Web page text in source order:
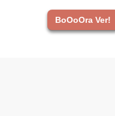
BoOoOra Ver!